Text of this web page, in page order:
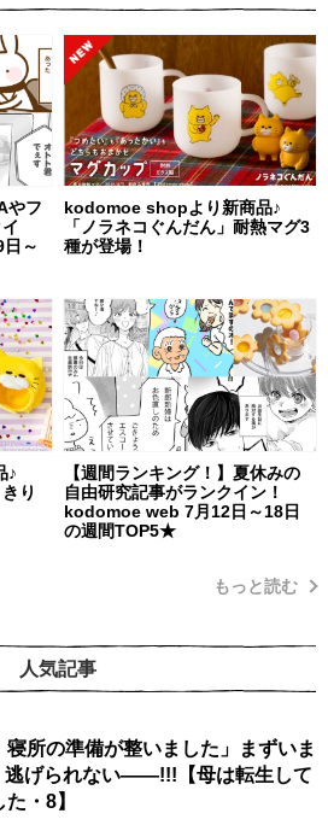
やフ
～
kodomoe shopより新商品♪
「ノラネコぐんだん」耐熱マグ3
種が登場！
♪
り
【週間ランキング！】夏休みの
自由研究記事がランクイン！
kodomoe web 7月12日～18日
の週間TOP5★
もっと読む
人気記事
寝所の準備が整いました」まずいま
逃げられない――!!!【母は転生して
・8】